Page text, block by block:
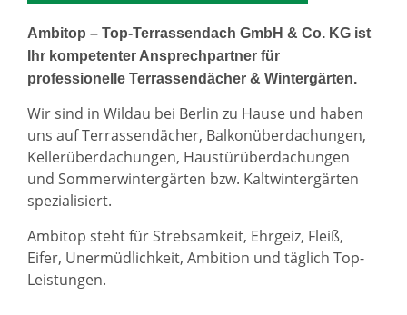
Ambitop – Top-Terrassendach GmbH & Co. KG ist
Ihr kompetenter Ansprechpartner für
professionelle Terrassendächer & Wintergärten.
Wir sind in Wildau bei Berlin zu Hause und haben
uns auf Terrassendächer, Balkonüberdachungen,
Kellerüberdachungen, Haustürüberdachungen
und Sommerwintergärten bzw. Kaltwintergärten
spezialisiert.
Ambitop steht für Strebsamkeit, Ehrgeiz, Fleiß,
Eifer, Unermüdlichkeit, Ambition und täglich Top-
Leistungen.